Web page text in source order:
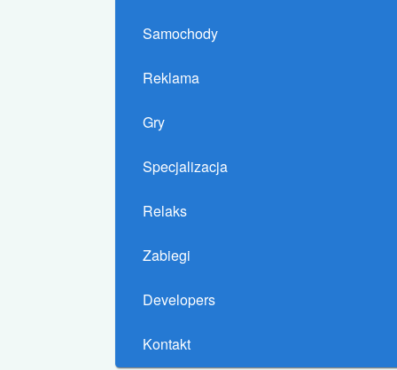
Samochody
Reklama
Gry
Specjalizacja
Relaks
Zabiegi
Developers
Kontakt